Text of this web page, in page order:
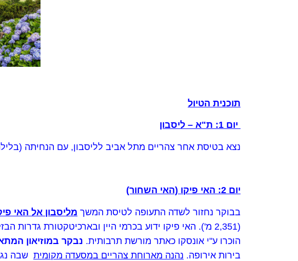
תוכנית הטיול
יום 1: ת"א – ליסבון
נצא בטיסת אחר צהריים מתל אביב לליסבון, עם הנחיתה
יום 2: האי פיקו (האי השחור)
בבוקר נחזור לשדה התעופה לטיסת המשך מליסבון אל האי
(2,351 מ'). האי פיקו ידוע בכרמי היין ובארכיטקטורת
הוכרו ע"י אונסקו כאתר מורשת תרבותית. נבקר במוזיאון
בירות אירופה. נהנה מארוחת צהריים במסעדה מקומית שבה